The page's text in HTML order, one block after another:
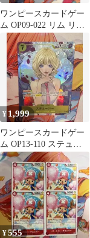
ワンピースカードゲー
ム OP09-022 リム リー
ダーパラレル
¥ 1,999
ワンピースカードゲー
ム OP13-110 ステュー
シー パラレル
¥555